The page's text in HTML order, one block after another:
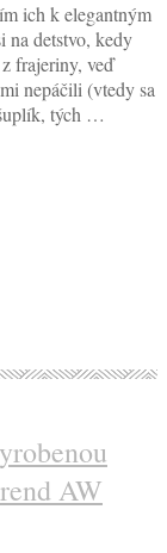
ich k elegantným
na detstvo, kedy
frajeriny, veď
nepáčili (vtedy sa
tých …
AW